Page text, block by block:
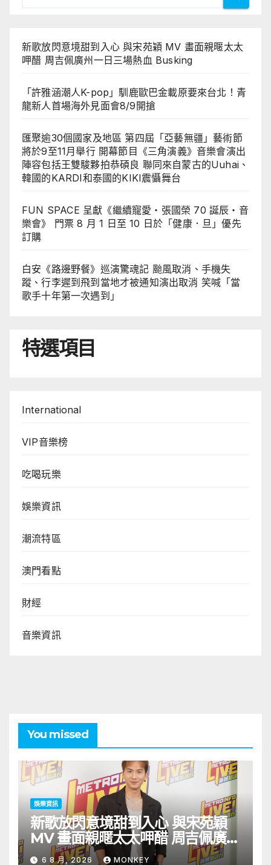
新歌放閃意境甜到入心 與宋苑穎 MV 畫面親暱太太
呷醋 周吉佩廣州一日三場熱血 Busking
「許雅涵潮人K-pop」馴鹿歐巴金載原要來台北！青
龍新人首場海外見面會8/9開搶
匯聚逾30個國家及地區 第四屆「亞藝無疆」藝術節
將於9至11月舉行 開幕節目《三角演義》音樂會演出
陣容包括王雙駿夥拍恭碩良 聯同來自蒙古的Uuhai、
韓國的KARDI和泰國的KIKI震懾舞台
FUN SPACE 呈獻《繼續寵愛・張國榮 70 誕辰・音
樂會》 門票 8 月 1 日至 10 日於「健康．旦」優先
訂購
白安《路邊野餐》巡演驚魂記 颱風取消、手機失
蹤、行李遲到飛到當地才被通知演出取消 笑喊「當
歌手十年第一次遇到」
特選項目
International
VIP音樂榜
吃喝玩樂
娛樂資訊
潮流特區
澳門看點
財經
音樂資訊
You missed
娛樂資訊
新歌放閃意境甜到入心 與宋苑穎
MV 畫面親暱太太呷醋 周吉佩廣州
一日三場熱血 Busking
6 8 月, 2026 MONKEY